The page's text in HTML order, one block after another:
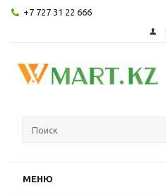
+7 727 31 22 666
МЕНЮ